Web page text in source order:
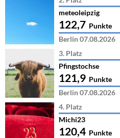
meteoleipzig
122,7 Punkte
Berlin 07.08.2026
3. Platz
Pfingstochse
121,9 Punkte
Berlin 07.08.2026
4. Platz
Michi23
120,4 Punkte